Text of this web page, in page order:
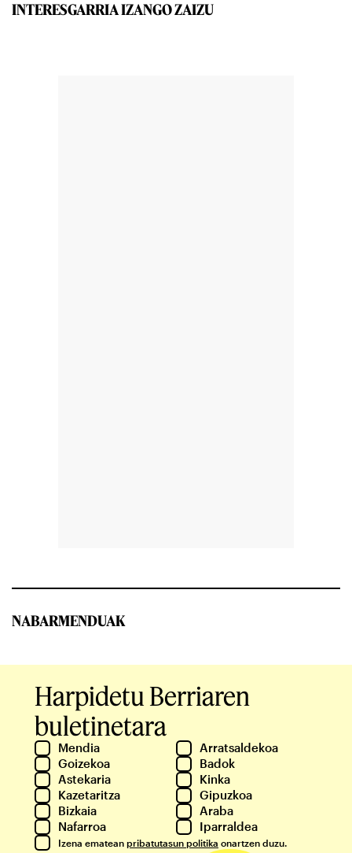
INTERESGARRIA IZANGO ZAIZU
NABARMENDUAK
Harpidetu Berriaren
buletinetara
Mendia
Arratsaldekoa
Goizekoa
Badok
Astekaria
Kinka
Kazetaritza
Gipuzkoa
Bizkaia
Araba
Nafarroa
Iparraldea
Izena ematean pribatutasun politika onartzen duzu.